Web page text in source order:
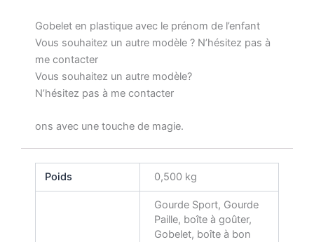
Gobelet en plastique avec le prénom de l’enfant
Vous souhaitez un autre modèle ? N’hésitez pas à
me contacter
Vous souhaitez un autre modèle?
N’hésitez pas à me contacter
ons avec une touche de magie.
Poids 0,500 kg
Gourde Sport, Gourde
Paille, boîte à goûter,
Gobelet, boîte à bon